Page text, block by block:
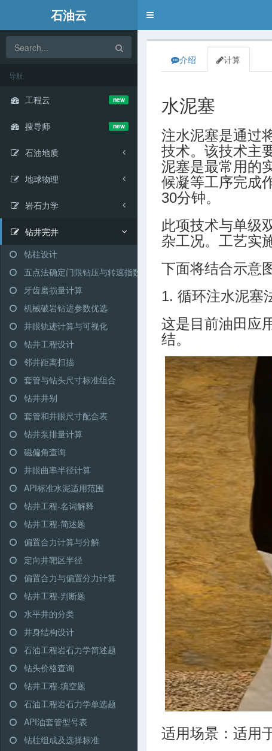
石油云
Toggle
导航
工程云 new
搜导师 new
石油地质
地球物理
岩石力学
钻井完井
钻柱设计
五点法确定门限钻压与转速指数
牙齿磨损量计算
机械破岩钻进参数优选
井眼轨迹计算与可视化
钻井工程设计
邻井距离扫描
套管与钻头尺寸标准组合
钻井井别
套管和井眼尺寸配合表
钻井泵排量计算
磁偏角查询
井眼曲率半径计算
API标准水泥适用范围
钻井工程-名词解释
钻井工程-简述题
偏置合力计算与分解
定向井靶区半径
偏置合力与偏置分力计算
钻井工程-判断题
水平井的分类
井身结构设计
石油工程岩石力学简述题
钻头价格查询
钻井工程-填空题
石油工程岩石力学单选题
API油套管型号表
钻柱组成及选择标准
介绍 计算
水泥塞
注水泥塞是通过
技术。该技术主
泥塞是最常用的
候凝等工序完成
30分钟。
此项技术与单级
杂工况。工艺实
下面将结合示意
1. 循环注水泥塞
这是目前油田应
结。
适用场景：适用